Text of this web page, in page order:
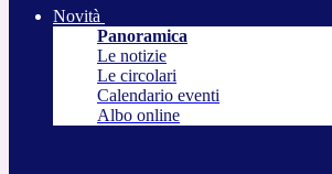
Novità
Panoramica
Le notizie
Le circolari
Calendario eventi
Albo online